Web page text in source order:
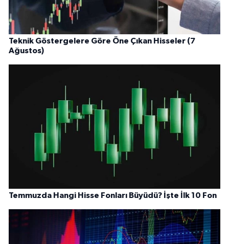
Teknik Göstergelere Göre Öne Çıkan Hisseler (7
Ağustos)
Temmuzda Hangi Hisse Fonları Büyüdü? İşte İlk 10 Fon